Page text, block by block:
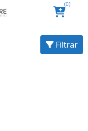
(0)
Filtrar